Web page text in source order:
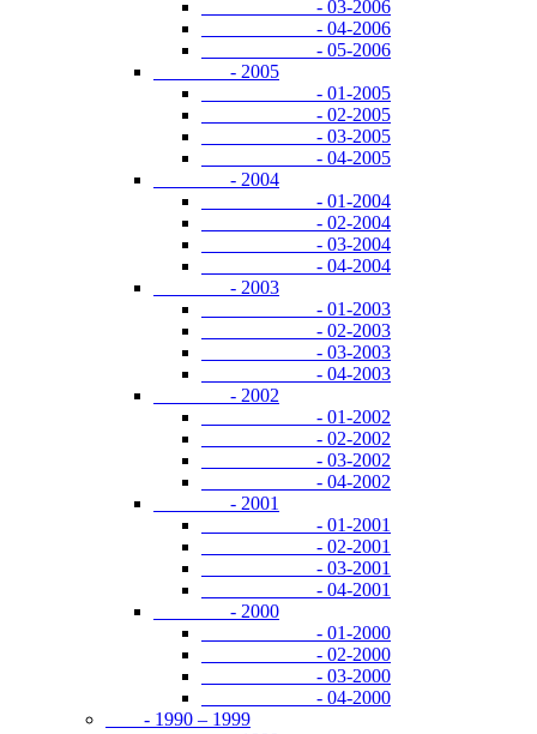
- 03-2006
- 04-2006
- 05-2006
- 2005
- 01-2005
- 02-2005
- 03-2005
- 04-2005
- 2004
- 01-2004
- 02-2004
- 03-2004
- 04-2004
- 2003
- 01-2003
- 02-2003
- 03-2003
- 04-2003
- 2002
- 01-2002
- 02-2002
- 03-2002
- 04-2002
- 2001
- 01-2001
- 02-2001
- 03-2001
- 04-2001
- 2000
- 01-2000
- 02-2000
- 03-2000
- 04-2000
- 1990 – 1999